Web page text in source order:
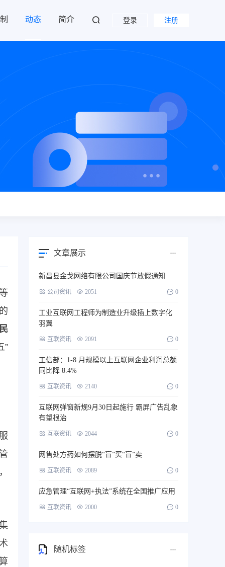
动态 简介 登录 注册
”
文章展示
新昌县金戈网络有限公司国庆节放假通知
公司资讯 2051 0
工业互联网工程师为制造业升级插上数字化
羽翼
互联资讯 2091 0
工信部：1-8 月规模以上互联网企业利润总额
同比降 8.4%
互联资讯 2140 0
互联网弹窗新规9月30日起施行 霸屏广告乱象
有望根治
互联资讯 2044 0
网售处方药如何摆脱“盲”买“盲”卖
互联资讯 2089 0
应急管理“互联网+执法”系统在全国推广应用
互联资讯 2000 0
随机标签